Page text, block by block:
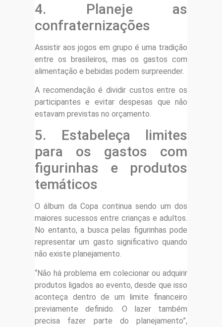
4. Planeje as
confraternizações
Assistir aos jogos em grupo é uma tradição
entre os brasileiros, mas os gastos com
alimentação e bebidas podem surpreender.
A recomendação é dividir custos entre os
participantes e evitar despesas que não
estavam previstas no orçamento.
5. Estabeleça limites
para os gastos com
figurinhas e produtos
temáticos
O álbum da Copa continua sendo um dos
maiores sucessos entre crianças e adultos.
No entanto, a busca pelas figurinhas pode
representar um gasto significativo quando
não existe planejamento.
“Não há problema em colecionar ou adquirir
produtos ligados ao evento, desde que isso
aconteça dentro de um limite financeiro
previamente definido. O lazer também
precisa fazer parte do planejamento”,